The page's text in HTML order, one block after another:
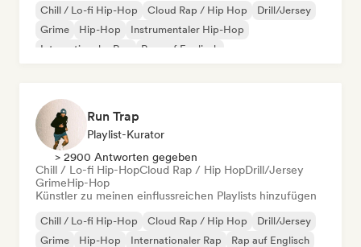
Chill / Lo-fi Hip-Hop Cloud Rap / Hip Hop
Drill/Jersey
Grime
Hip-Hop
Instrumentaler Hip-Hop
Internationaler Rap
Rap auf Englisch
Run Trap
Playlist-Kurator
> 2900 Antworten gegeben
Chill / Lo-fi Hip-HopCloud Rap / Hip HopDrill/Jersey
GrimeHip-Hop
Künstler zu meinen einflussreichen Playlists hinzufügen
Chill / Lo-fi Hip-Hop Cloud Rap / Hip Hop
Drill/Jersey
Grime
Hip-Hop Internationaler Rap
Rap auf Englisch